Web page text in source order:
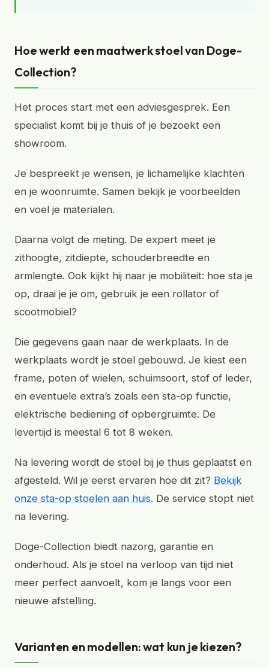
Hoe werkt een maatwerk stoel van Doge-
Collection?
Het proces start met een adviesgesprek. Een
specialist komt bij je thuis of je bezoekt een
showroom.
Je bespreekt je wensen, je lichamelijke klachten
en je woonruimte. Samen bekijk je voorbeelden
en voel je materialen.
Daarna volgt de meting. De expert meet je
zithoogte, zitdiepte, schouderbreedte en
armlengte. Ook kijkt hij naar je mobiliteit: hoe sta je
op, draai je je om, gebruik je een rollator of
scootmobiel?
Die gegevens gaan naar de werkplaats. In de
werkplaats wordt je stoel gebouwd. Je kiest een
frame, poten of wielen, schuimsoort, stof of leder,
en eventuele extra’s zoals een sta-op functie,
elektrische bediening of opbergruimte. De
levertijd is meestal 6 tot 8 weken.
Na levering wordt de stoel bij je thuis geplaatst en
afgesteld. Wil je eerst ervaren hoe dit zit? Bekijk
onze sta-op stoelen aan huis. De service stopt niet
na levering.
Doge-Collection biedt nazorg, garantie en
onderhoud. Als je stoel na verloop van tijd niet
meer perfect aanvoelt, kom je langs voor een
nieuwe afstelling.
Varianten en modellen: wat kun je kiezen?